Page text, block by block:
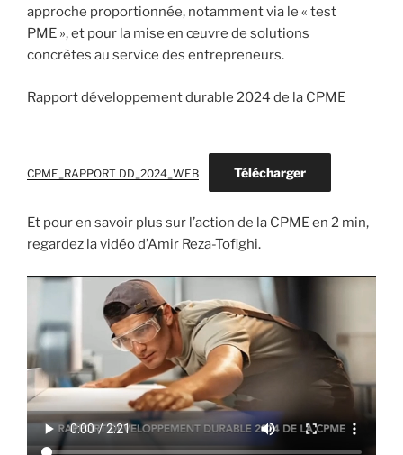
approche proportionnée, notamment via le « test
PME », et pour la mise en œuvre de solutions
concrètes au service des entrepreneurs.
Rapport développement durable 2024 de la CPME
CPME_RAPPORT DD_2024_WEB Télécharger
Et pour en savoir plus sur l’action de la CPME en 2 min,
regardez la vidéo d’Amir Reza-Tofighi.